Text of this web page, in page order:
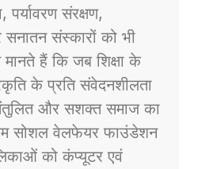
संरक्षण,
संस्कारों को भी
हैं कि जब शिक्षा के
के प्रति संवेदनशीलता
और सशक्त समाज का
सोशल वेलफेयर फाउंडेशन
को कंप्यूटर एवं